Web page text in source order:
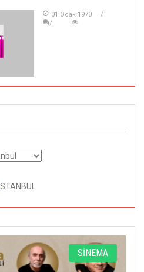
01 Ocak 1970
SİNEMA